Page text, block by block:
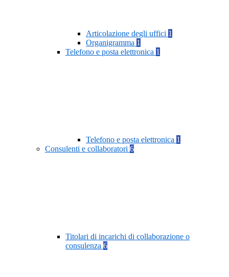
Articolazione degli uffici 1
Organigramma 1
Telefono e posta elettronica 1
Telefono e posta elettronica 1
Consulenti e collaboratori 6
Titolari di incarichi di collaborazione o
consulenza 6